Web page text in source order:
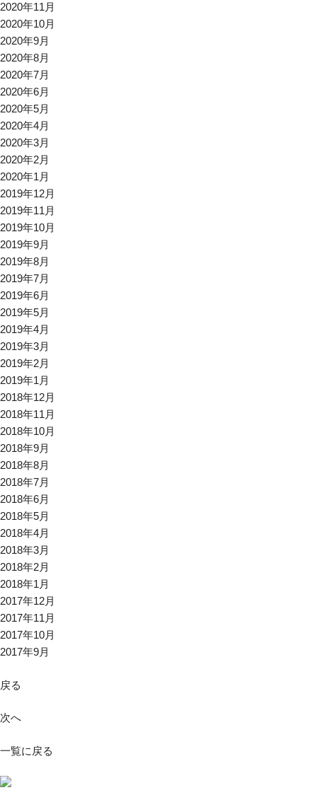
2020年11月
2020年10月
2020年9月
2020年8月
2020年7月
2020年6月
2020年5月
2020年4月
2020年3月
2020年2月
2020年1月
2019年12月
2019年11月
2019年10月
2019年9月
2019年8月
2019年7月
2019年6月
2019年5月
2019年4月
2019年3月
2019年2月
2019年1月
2018年12月
2018年11月
2018年10月
2018年9月
2018年8月
2018年7月
2018年6月
2018年5月
2018年4月
2018年3月
2018年2月
2018年1月
2017年12月
2017年11月
2017年10月
2017年9月
戻る
次へ
一覧に戻る